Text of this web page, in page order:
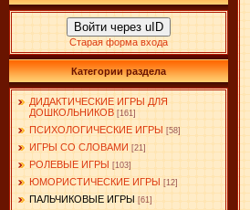
Войти через uID
Старая форма входа
Категории раздела
ДИДАКТИЧЕСКИЕ ИГРЫ ДЛЯ
ДОШКОЛЬНИКОВ [161]
ПСИХОЛОГИЧЕСКИЕ ИГРЫ [58]
ИГРЫ СО СЛОВАМИ [21]
РОЛЕВЫЕ ИГРЫ [103]
ЮМОРИСТИЧЕСКИЕ ИГРЫ [12]
ПАЛЬЧИКОВЫЕ ИГРЫ [61]